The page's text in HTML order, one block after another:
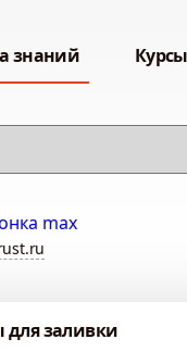
знаний Курсы
заливки